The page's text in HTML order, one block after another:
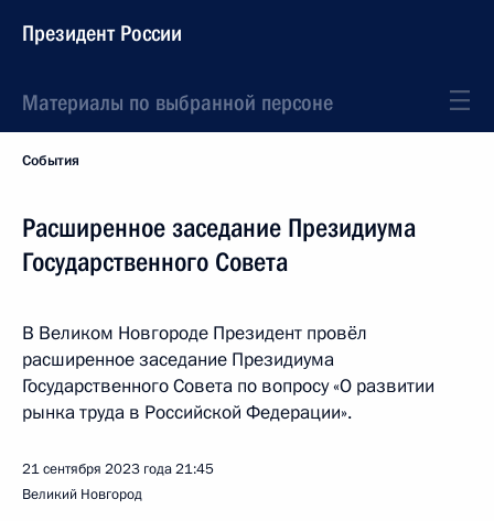
Президент России
Материалы по выбранной персоне
События
Расширенное заседание Президиума
Государственного Совета
В Великом Новгороде Президент провёл
расширенное заседание Президиума
Государственного Совета по вопросу «О развитии
рынка труда в Российской Федерации».
21 сентября 2023 года21:45
Великий Новгород